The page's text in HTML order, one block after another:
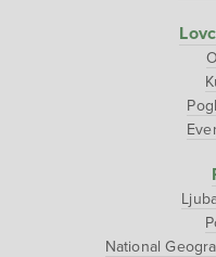
National